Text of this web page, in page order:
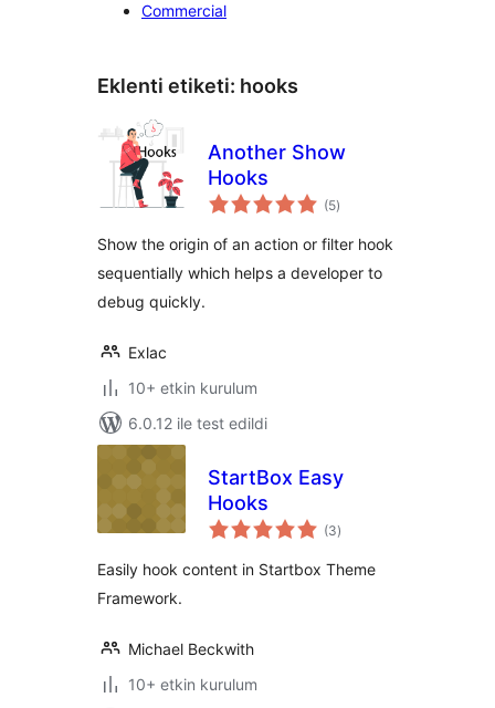
Commercial
Eklenti etiketi: hooks
Another Show
Hooks
(5toplam
puan
)
Show the origin of an action or filter hook
sequentially which helps a developer to
debug quickly.
Exlac
10+ etkin kurulum
6.0.12 ile test edildi
StartBox Easy
Hooks
(3toplam
puan
)
Easily hook content in Startbox Theme
Framework.
Michael Beckwith
10+ etkin kurulum